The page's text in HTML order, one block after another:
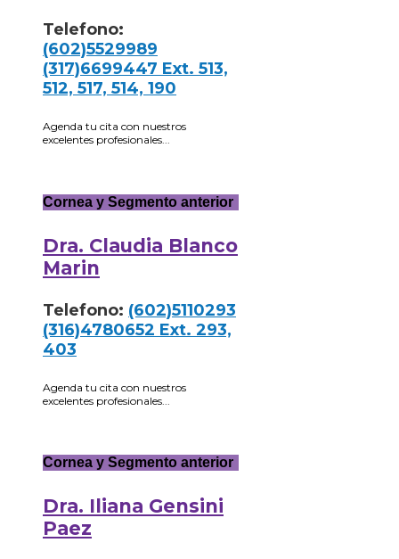
Telefono:
(602)5529989
(317)6699447 Ext. 513,
512, 517, 514, 190
Agenda tu cita con nuestros
excelentes profesionales...
Cornea y Segmento anterior
Dra. Claudia Blanco
Marin
Telefono: (602)5110293
(316)4780652 Ext. 293,
403
Agenda tu cita con nuestros
excelentes profesionales...
Cornea y Segmento anterior
Dra. Iliana Gensini
Paez